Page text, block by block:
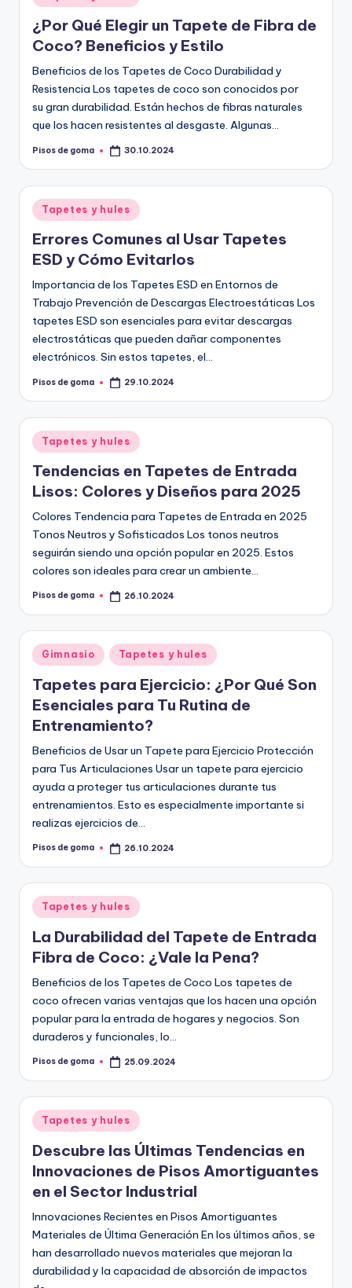
en
¿Por Qué Elegir un Tapete de Fibra de
Coco? Beneficios y Estilo
Beneficios de los Tapetes de Coco Durabilidad y
Resistencia Los tapetes de coco son conocidos por
su gran durabilidad. Están hechos de fibras naturales
que los hacen resistentes al desgaste. Algunas…
Publicado
Pisos de goma 30.10.2024
Publicado
en
Tapetes y hules
Errores Comunes al Usar Tapetes
ESD y Cómo Evitarlos
Importancia de los Tapetes ESD en Entornos de
Trabajo Prevención de Descargas Electroestáticas Los
tapetes ESD son esenciales para evitar descargas
electrostáticas que pueden dañar componentes
electrónicos. Sin estos tapetes, el…
Publicado
Pisos de goma 29.10.2024
Publicado
en
Tapetes y hules
Tendencias en Tapetes de Entrada
Lisos: Colores y Diseños para 2025
Colores Tendencia para Tapetes de Entrada en 2025
Tonos Neutros y Sofisticados Los tonos neutros
seguirán siendo una opción popular en 2025. Estos
colores son ideales para crear un ambiente…
Publicado
Pisos de goma 26.10.2024
Publicado
en
Gimnasio Tapetes y hules
Tapetes para Ejercicio: ¿Por Qué Son
Esenciales para Tu Rutina de
Entrenamiento?
Beneficios de Usar un Tapete para Ejercicio Protección
para Tus Articulaciones Usar un tapete para ejercicio
ayuda a proteger tus articulaciones durante tus
entrenamientos. Esto es especialmente importante si
realizas ejercicios de…
Publicado
Pisos de goma 26.10.2024
Publicado
en
Tapetes y hules
La Durabilidad del Tapete de Entrada
Fibra de Coco: ¿Vale la Pena?
Beneficios de los Tapetes de Coco Los tapetes de
coco ofrecen varias ventajas que los hacen una opción
popular para la entrada de hogares y negocios. Son
duraderos y funcionales, lo…
Publicado
Pisos de goma 25.09.2024
Publicado
en
Tapetes y hules
Descubre las Últimas Tendencias en
Innovaciones de Pisos Amortiguantes
en el Sector Industrial
Innovaciones Recientes en Pisos Amortiguantes
Materiales de Última Generación En los últimos años, se
han desarrollado nuevos materiales que mejoran la
durabilidad y la capacidad de absorción de impactos